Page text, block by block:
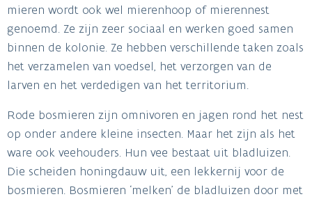
mieren wordt ook wel mierenhoop of mierennest
genoemd. Ze zijn zeer sociaal en werken goed samen
binnen de kolonie. Ze hebben verschillende taken zoals
het verzamelen van voedsel, het verzorgen van de
larven en het verdedigen van het territorium.
Rode bosmieren zijn omnivoren en jagen rond het nest
op onder andere kleine insecten. Maar het zijn als het
ware ook veehouders. Hun vee bestaat uit bladluizen.
Die scheiden honingdauw uit, een lekkernij voor de
bosmieren. Bosmieren ‘melken’ de bladluizen door met